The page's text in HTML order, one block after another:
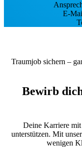
E-
Traumjob sichern –
Bewirb
Deine Karriere mit
unterstützen. Mit
wenigen